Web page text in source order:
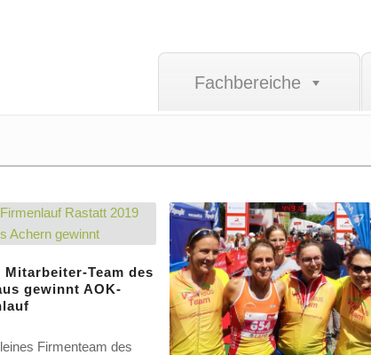
Fachbereiche
Mitarbeiter-Team des
gewinnt AOK-
Firmenteam des